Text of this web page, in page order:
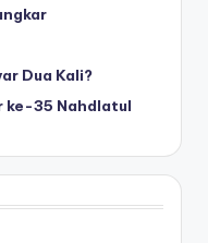
Dua Kali?
ke-35 Nahdlatul